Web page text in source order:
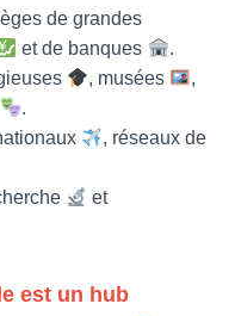
de grandes
et de banques
.
, musées
,
.
, réseaux de
et
est un hub